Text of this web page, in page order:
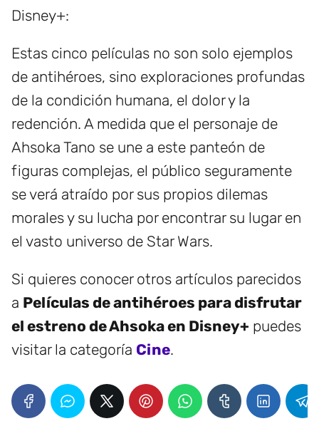
Disney+:
Estas cinco películas no son solo ejemplos
de antihéroes, sino exploraciones profundas
de la condición humana, el dolor y la
redención. A medida que el personaje de
Ahsoka Tano se une a este panteón de
figuras complejas, el público seguramente
se verá atraído por sus propios dilemas
morales y su lucha por encontrar su lugar en
el vasto universo de Star Wars.
Si quieres conocer otros artículos parecidos
a Películas de antihéroes para disfrutar
el estreno de Ahsoka en Disney+ puedes
visitar la categoría Cine.